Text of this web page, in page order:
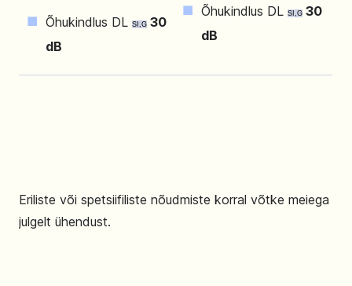
Õhukindlus DL SI,G 30
dB
Õhukindlus DL SI,G 30
dB
Eriliste või spetsiifiliste nõudmiste korral võtke meiega
julgelt ühendust.